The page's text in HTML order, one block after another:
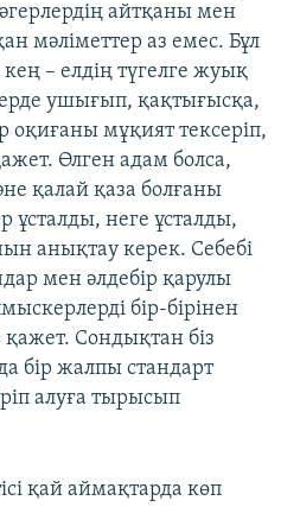
айтқаны мен
мәліметтер аз емес. Бұл
– елдің түгелге жуық
ушығып, қақтығысқа,
оқиғаны мұқият тексеріп,
Өлген адам болса,
қалай қаза болғаны
ұсталды, неге ұсталды,
анықтау керек. Себебі
мен әлдебір қарулы
бір-бірінен
Сондықтан біз
бір жалпы стандарт
алуға тырысып
қай аймақтарда көп